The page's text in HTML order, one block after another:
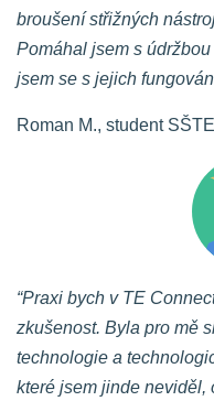
broušení střižných
Pomáhal jsem s
jsem se s jejich
Roman M., student
“Praxi bych v TE
zkušenost. Byla pro mě
technologie a
které jsem jinde neviděl,